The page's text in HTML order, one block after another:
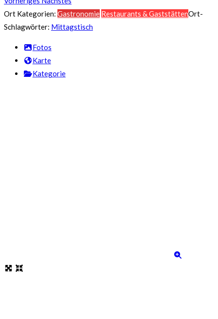
Ort Kategorien: Gastronomie Restaurants & GaststättenOrt-
Schlagwörter: Mittagstisch
Fotos
Karte
Kategorie